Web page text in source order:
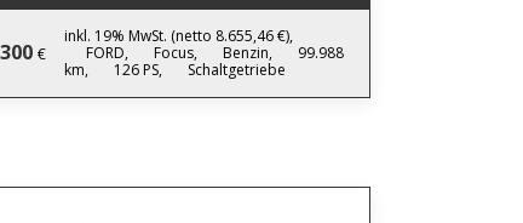
€
inkl. 19% MwSt. (netto 8.655,46 €),
FORD,
Focus, Benzin,
99.988
km,
126 PS, Schaltgetriebe